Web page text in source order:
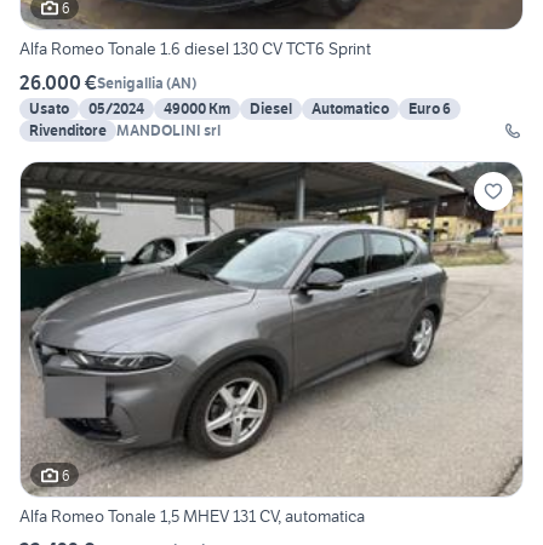
6
Alfa Romeo Tonale 1.6 diesel 130 CV TCT6 Sprint
26.000 €Senigallia (AN)
Usato
05/2024 49000 Km Diesel Automatico
Euro 6
Rivenditore MANDOLINI srl
6
Alfa Romeo Tonale 1,5 MHEV 131 CV, automatica